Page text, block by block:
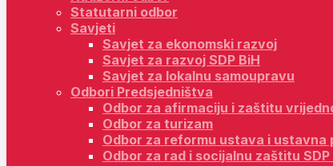
Statutarni odbor
Savjeti
Savjet za ekonomski razvoj
Savjet za razvoj SDP BiH
Savjet za lokalnu samoupravu
Odbori Predsjedništva
Odbor za afirmaciju i zaštitu
Odbor za turizam
Odbor za reformu ustava i ustavna
Odbor za rad i socijalnu zaštitu SDP